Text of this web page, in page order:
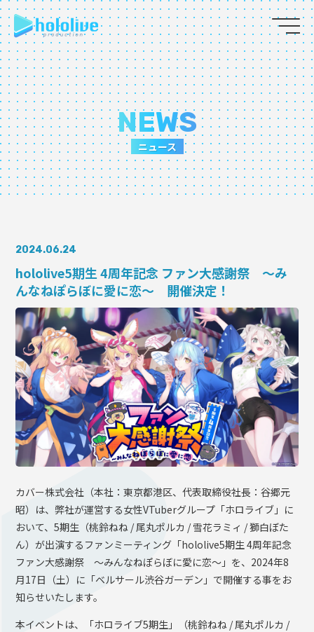
EN
JP
ABOUT
TALENT
NEWS
COLLABORATION
SUPPORT ADVERTISING
OFFICIAL SHOP
HOLODULE
会社概要
プライバシーポリシー
未成年の方々へのお願い
二次創作ガイドライン
サポーターガイドライン
NEWS
ニュース
2024.06.24
hololive5期生 4周年記念 ファン大感謝祭 ～み
んなねぽらぼに愛に恋～ 開催決定！
カバー株式会社（本社：東京都港区、代表取締役社長：谷郷元
昭）は、弊社が運営する女性VTuberグループ「ホロライブ」に
おいて、5期生（桃鈴ねね / 尾丸ポルカ / 雪花ラミィ / 獅白ぼた
ん）が出演するファンミーティング「hololive5期生 4周年記念
ファン大感謝祭 ～みんなねぽらぼに愛に恋～」を、2024年8
月17日（土）に「ベルサール渋谷ガーデン」で開催する事をお
知らせいたします。
本イベントは、「ホロライブ5期生」（桃鈴ねね / 尾丸ポルカ /